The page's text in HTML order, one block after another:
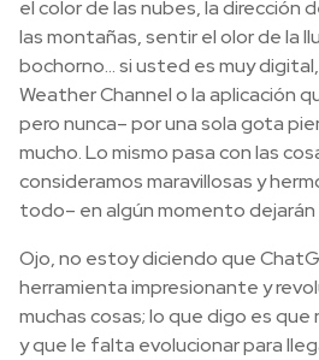
el color de las nubes, la dirección
las montañas, sentir el olor de la
bochorno… si usted es muy
Weather Channel o la aplicación
pero nunca– por una sola gota
mucho. Lo mismo pasa con las
consideramos maravillosas y
todo– en algún momento
Ojo, no estoy diciendo que
herramienta impresionante y
muchas cosas; lo que digo es
y que le falta evolucionar para